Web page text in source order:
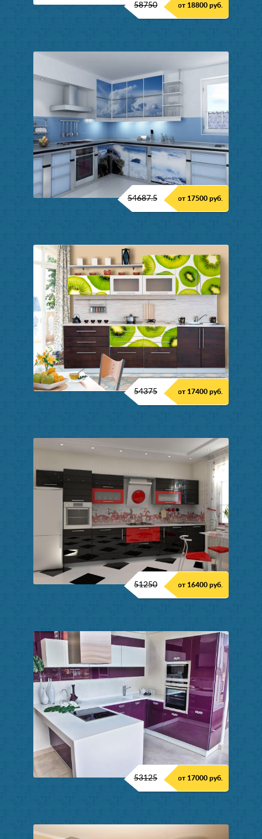
58750 от 18800 руб.
54687.5 от 17500 руб.
54375 от 17400 руб.
51250 от 16400 руб.
53125 от 17000 руб.